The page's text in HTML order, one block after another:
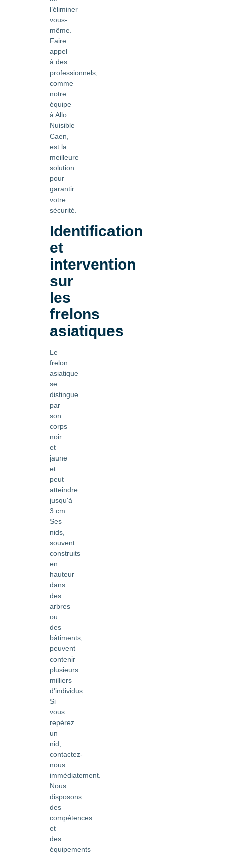
l’éliminer
vous-
même.
Faire
appel
à des
professionnels,
comme
notre
équipe
à Allo
Nuisible
Caen,
est la
meilleure
solution
pour
garantir
votre
sécurité.
Identification
et
intervention
sur
les
frelons
asiatiques
Le
frelon
asiatique
se
distingue
par
son
corps
noir
et
jaune
et
peut
atteindre
jusqu'à
3 cm.
Ses
nids,
souvent
construits
en
hauteur
dans
des
arbres
ou
des
bâtiments,
peuvent
contenir
plusieurs
milliers
d'individus.
Si
vous
repérez
un
nid,
contactez-
nous
immédiatement.
Nous
disposons
des
compétences
et
des
équipements